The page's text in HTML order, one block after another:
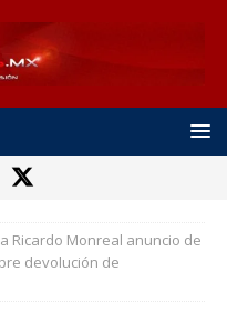
Ricardo Monreal anuncio de
devolución de